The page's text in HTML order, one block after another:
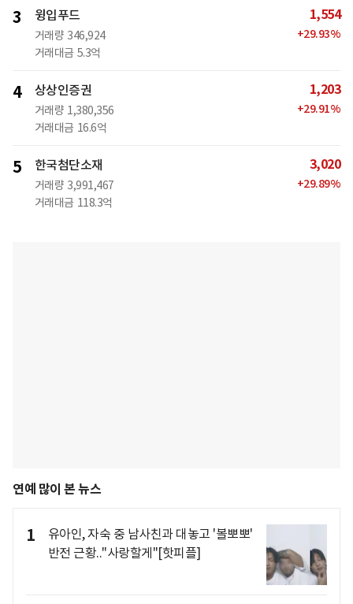
3 윙입푸드
거래량 346,924
거래대금 5.3억
1,554
+29.93%
4 상상인증권
거래량 1,380,356
거래대금 16.6억
1,203
+29.91%
5 한국첨단소재
거래량 3,991,467
거래대금 118.3억
3,020
+29.89%
연예 많이 본 뉴스
1
유아인, 자숙 중 남사친과 대놓고 '볼뽀뽀'
반전 근황.."사랑할게"[핫피플]